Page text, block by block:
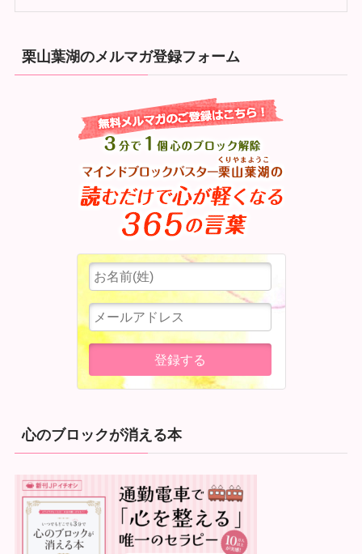
栗山葉湖のメルマガ登録フォーム
心のブロックが消える本